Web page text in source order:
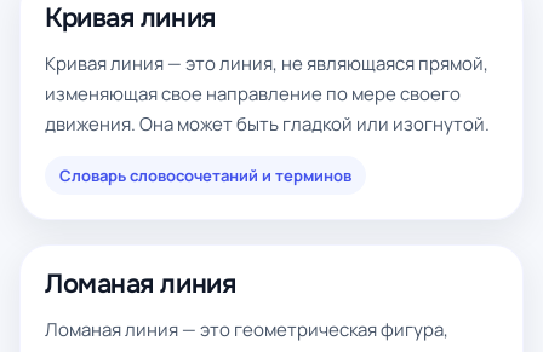
Кривая линия
Кривая линия — это линия, не являющаяся прямой,
изменяющая свое направление по мере своего
движения. Она может быть гладкой или изогнутой.
Словарь словосочетаний и терминов
Ломаная линия
Ломаная линия — это геометрическая фигура,